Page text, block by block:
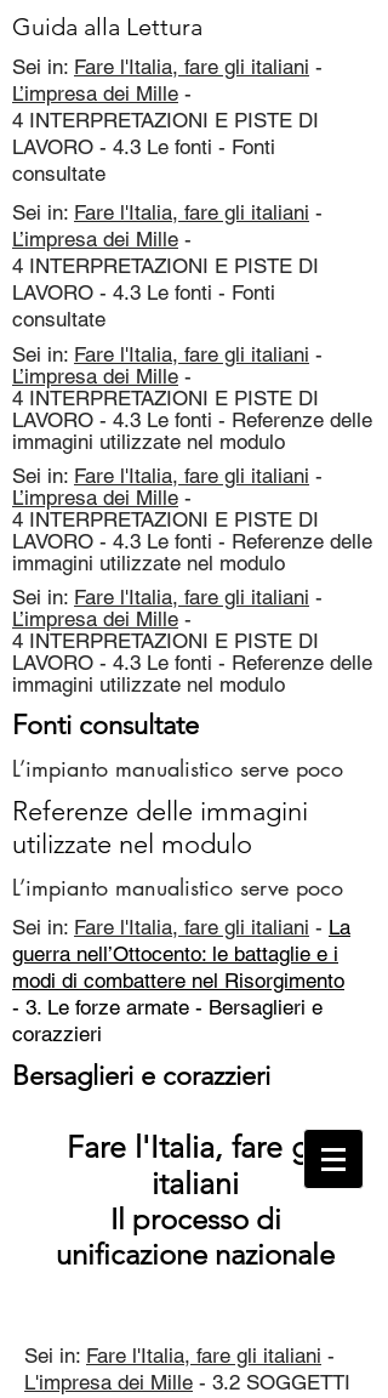
Guida alla Lettura
Sei in: Fare l'Italia, fare gli italiani -
L’impresa dei Mille -
4 INTERPRETAZIONI E PISTE DI
LAVORO - 4.3 Le fonti - Fonti
consultate
Sei in: Fare l'Italia, fare gli italiani -
L’impresa dei Mille -
4 INTERPRETAZIONI E PISTE DI
LAVORO - 4.3 Le fonti - Fonti
consultate
Sei in: Fare l'Italia, fare gli italiani -
L’impresa dei Mille -
4 INTERPRETAZIONI E PISTE DI
LAVORO - 4.3 Le fonti - Referenze delle
immagini utilizzate nel modulo
Sei in: Fare l'Italia, fare gli italiani -
L’impresa dei Mille -
4 INTERPRETAZIONI E PISTE DI
LAVORO - 4.3 Le fonti - Referenze delle
immagini utilizzate nel modulo
Sei in: Fare l'Italia, fare gli italiani -
L’impresa dei Mille -
4 INTERPRETAZIONI E PISTE DI
LAVORO - 4.3 Le fonti - Referenze delle
immagini utilizzate nel modulo
Fonti consultate
L’impianto manualistico serve poco
Referenze delle immagini
utilizzate nel modulo
L’impianto manualistico serve poco
Sei in: Fare l'Italia, fare gli italiani - La
guerra nell’Ottocento: le battaglie e i
modi di combattere nel Risorgimento
- 3. Le forze armate - Bersaglieri e
corazzieri
Bersaglieri e corazzieri
Fare l'Italia, fare gli
italiani
Il processo di
unificazione nazionale
Sei in: Fare l'Italia, fare gli italiani -
L'impresa dei Mille - 3.2 SOGGETTI